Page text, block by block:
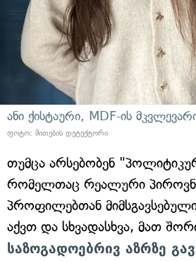
ანი ქისტაური, MDF-ის
ფოტო: მითების დეტექტორი
თუმცა არსებობენ
რომელთაც რეალური
პროფილებთან
აქვთ და სხვადასხვა, მათ
საზოგადოებრივ აზრზე